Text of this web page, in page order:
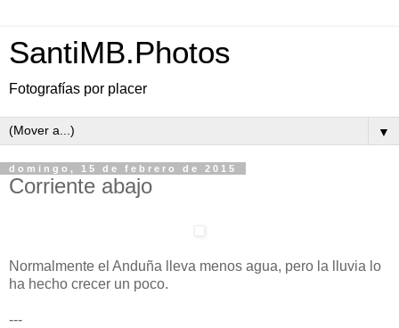
SantiMB.Photos
Fotografías por placer
▼
domingo, 15 de febrero de 2015
Corriente abajo
Normalmente el Anduña lleva menos agua, pero la lluvia lo
ha hecho crecer un poco.
---